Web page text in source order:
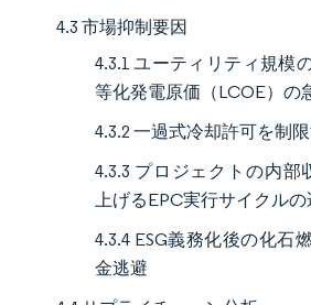
4.3 市場抑制要因
4.3.1 ユーティリティ規模
等化発電原価（LCOE）の
4.3.2 一過式冷却許可を制
4.3.3 プロジェクトの内部
上げるEPC実行サイクルの
4.3.4 ESG義務化後の化石
金逃避